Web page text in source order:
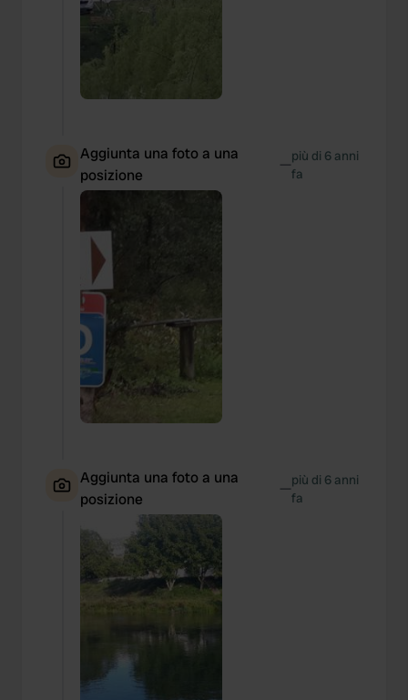
Aggiunta una foto a una
posizione
—più di 6 anni
fa
Aggiunta una foto a una
posizione
—più di 6 anni
fa